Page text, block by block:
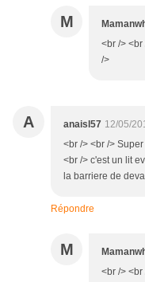
M
<br />
/>
A anaisl57 12/05/
<br /> <br />
<br /> c'est un lit
la barriere de
Répondre
M
<br />